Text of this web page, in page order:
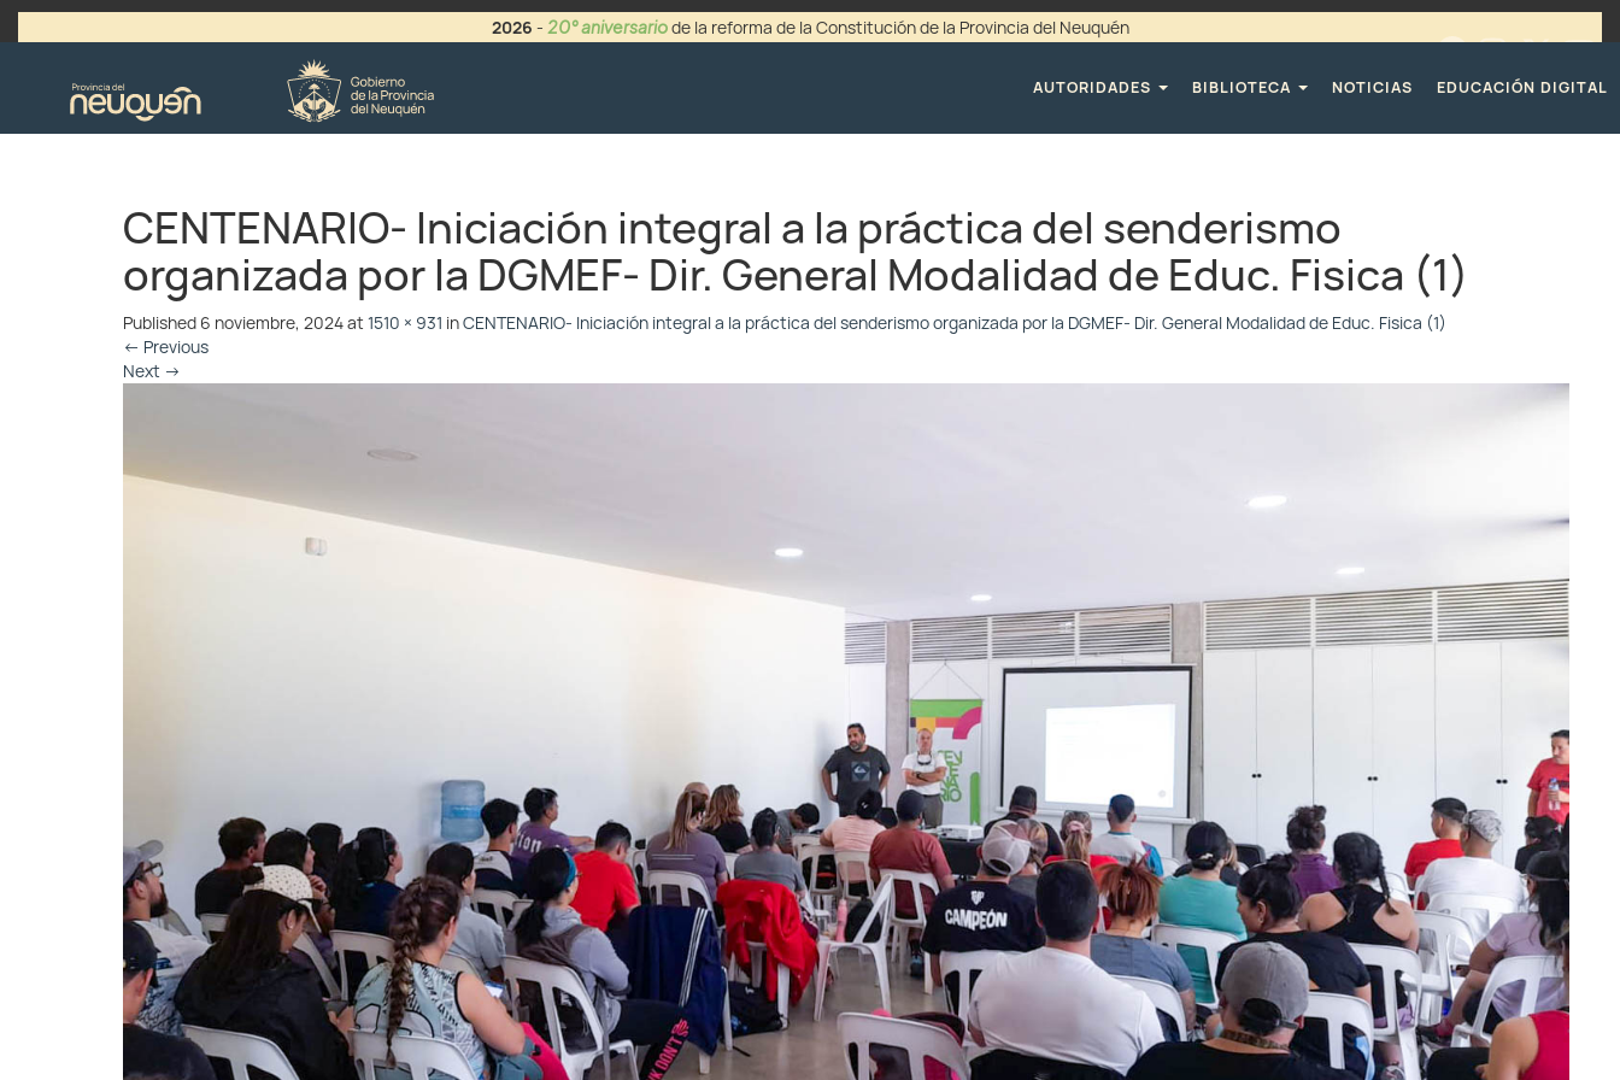
2026 - 20° aniversariode la reforma de la Constitución de la Provincia del Neuquén
AUTORIDADES
BIBLIOTECA NOTICIAS EDUCACIÓN DIGITAL
CENTENARIO- Iniciación integral a la práctica del senderismo
organizada por la DGMEF- Dir. General Modalidad de Educ. Fisica (1)
Published 6 noviembre, 2024at 1510 × 931 inCENTENARIO- Iniciación integral a la práctica del senderismo organizada por la DGMEF- Dir. General Modalidad de Educ. Fisica (1)
← Previous
Next →